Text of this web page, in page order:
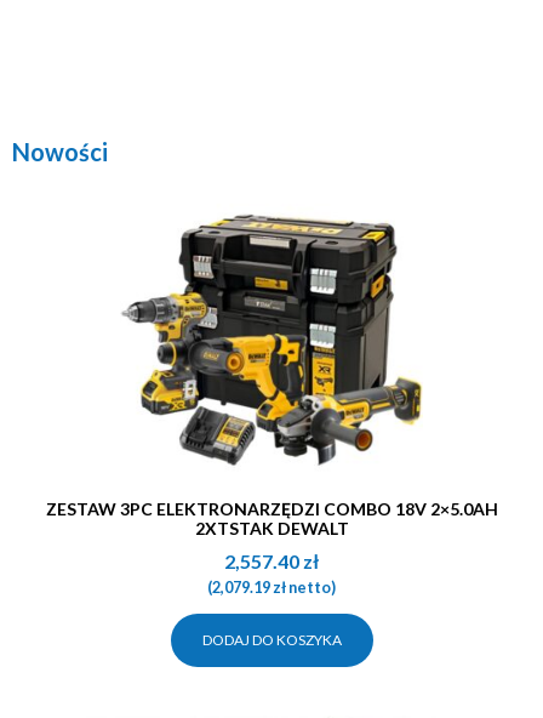
Nowości
ZESTAW 3PC ELEKTRONARZĘDZI COMBO 18V 2×5.0AH
2XTSTAK DEWALT
2,557.40 zł
(2,079.19złnetto)
DODAJ DO KOSZYKA